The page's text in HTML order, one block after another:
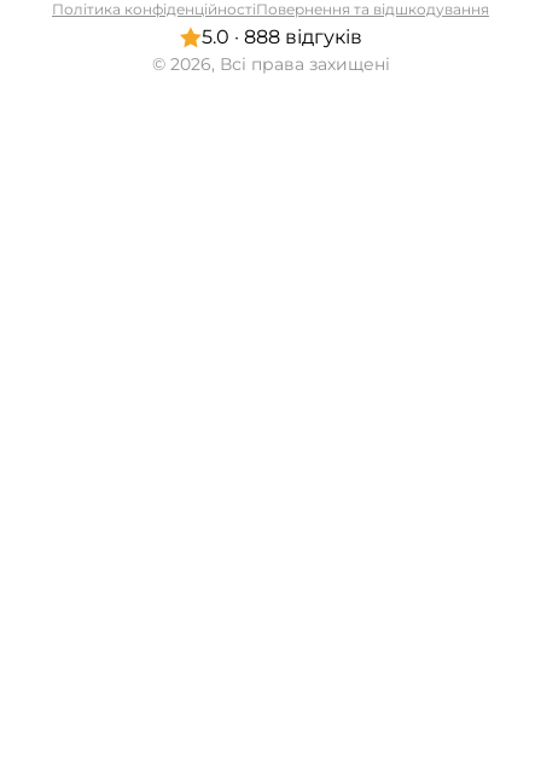
© 2026, Всі права захищені
5.0 · 888 відгуків
Політика конфіденційностіПовернення та відшкодування